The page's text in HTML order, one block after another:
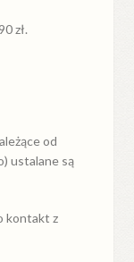
zł.
od
ustalane są
kontakt z